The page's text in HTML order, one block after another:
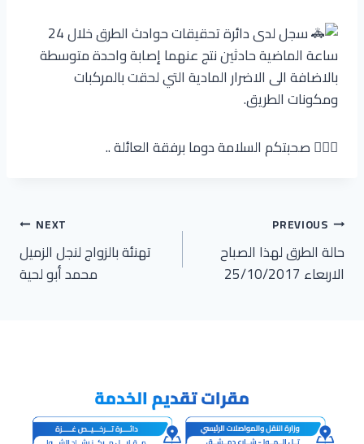
سجل لدى دائرة تحقيقات حوادث الطرق خلال 24
ساعة الماضية حادثين نتج عنهما إصابة واحدة متوسطة
بالاضافة الى الاضرار المادية التي لحقت بالمركبات
ومكونات الطريق.
🙋🏻‍♂ صحبتكم السلامة دوما برفقة العائلة ..
تصفّح
المقالات
PREVIOUS
حالة الطرق لهذا الصباح
الاربعاء 25/10/2017
NEXT
تهنئة بالزواج لنجل الزميل
محمد أبو لحية